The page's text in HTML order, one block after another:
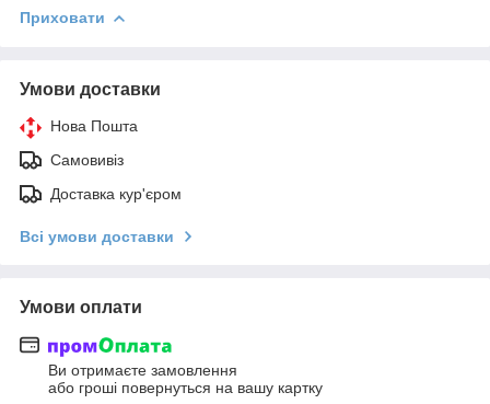
Приховати
Умови доставки
Нова Пошта
Самовивіз
Доставка кур'єром
Всі умови доставки
Умови оплати
Ви отримаєте замовлення
або гроші повернуться на вашу картку